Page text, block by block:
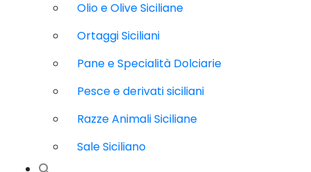
Olio e Olive Siciliane
Ortaggi Siciliani
Pane e Specialità Dolciarie
Pesce e derivati siciliani
Razze Animali Siciliane
Sale Siciliano